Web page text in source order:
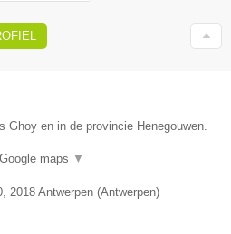
Ghoy en in de provincie Henegouwen.
Google maps ▼
2018 Antwerpen (Antwerpen)